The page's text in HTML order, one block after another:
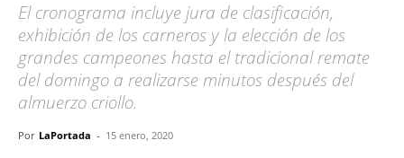
El cronograma incluye jura de clasificación,
exhibición de los carneros y la elección de los
grandes campeones hasta el tradicional remate
del domingo a realizarse minutos después del
almuerzo criollo.
Por LaPortada - 15 enero, 2020